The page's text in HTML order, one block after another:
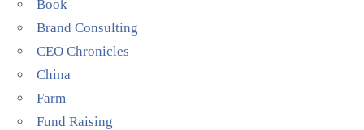
Book
Brand Consulting
CEO Chronicles
China
Farm
Fund Raising